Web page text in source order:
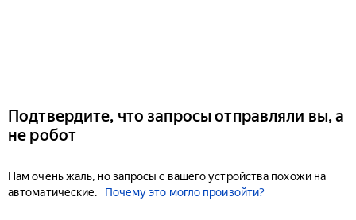
Подтвердите, что запросы отправляли вы, а
не робот
Нам очень жаль, но запросы с вашего устройства похожи на
автоматические.
Почему это могло произойти?